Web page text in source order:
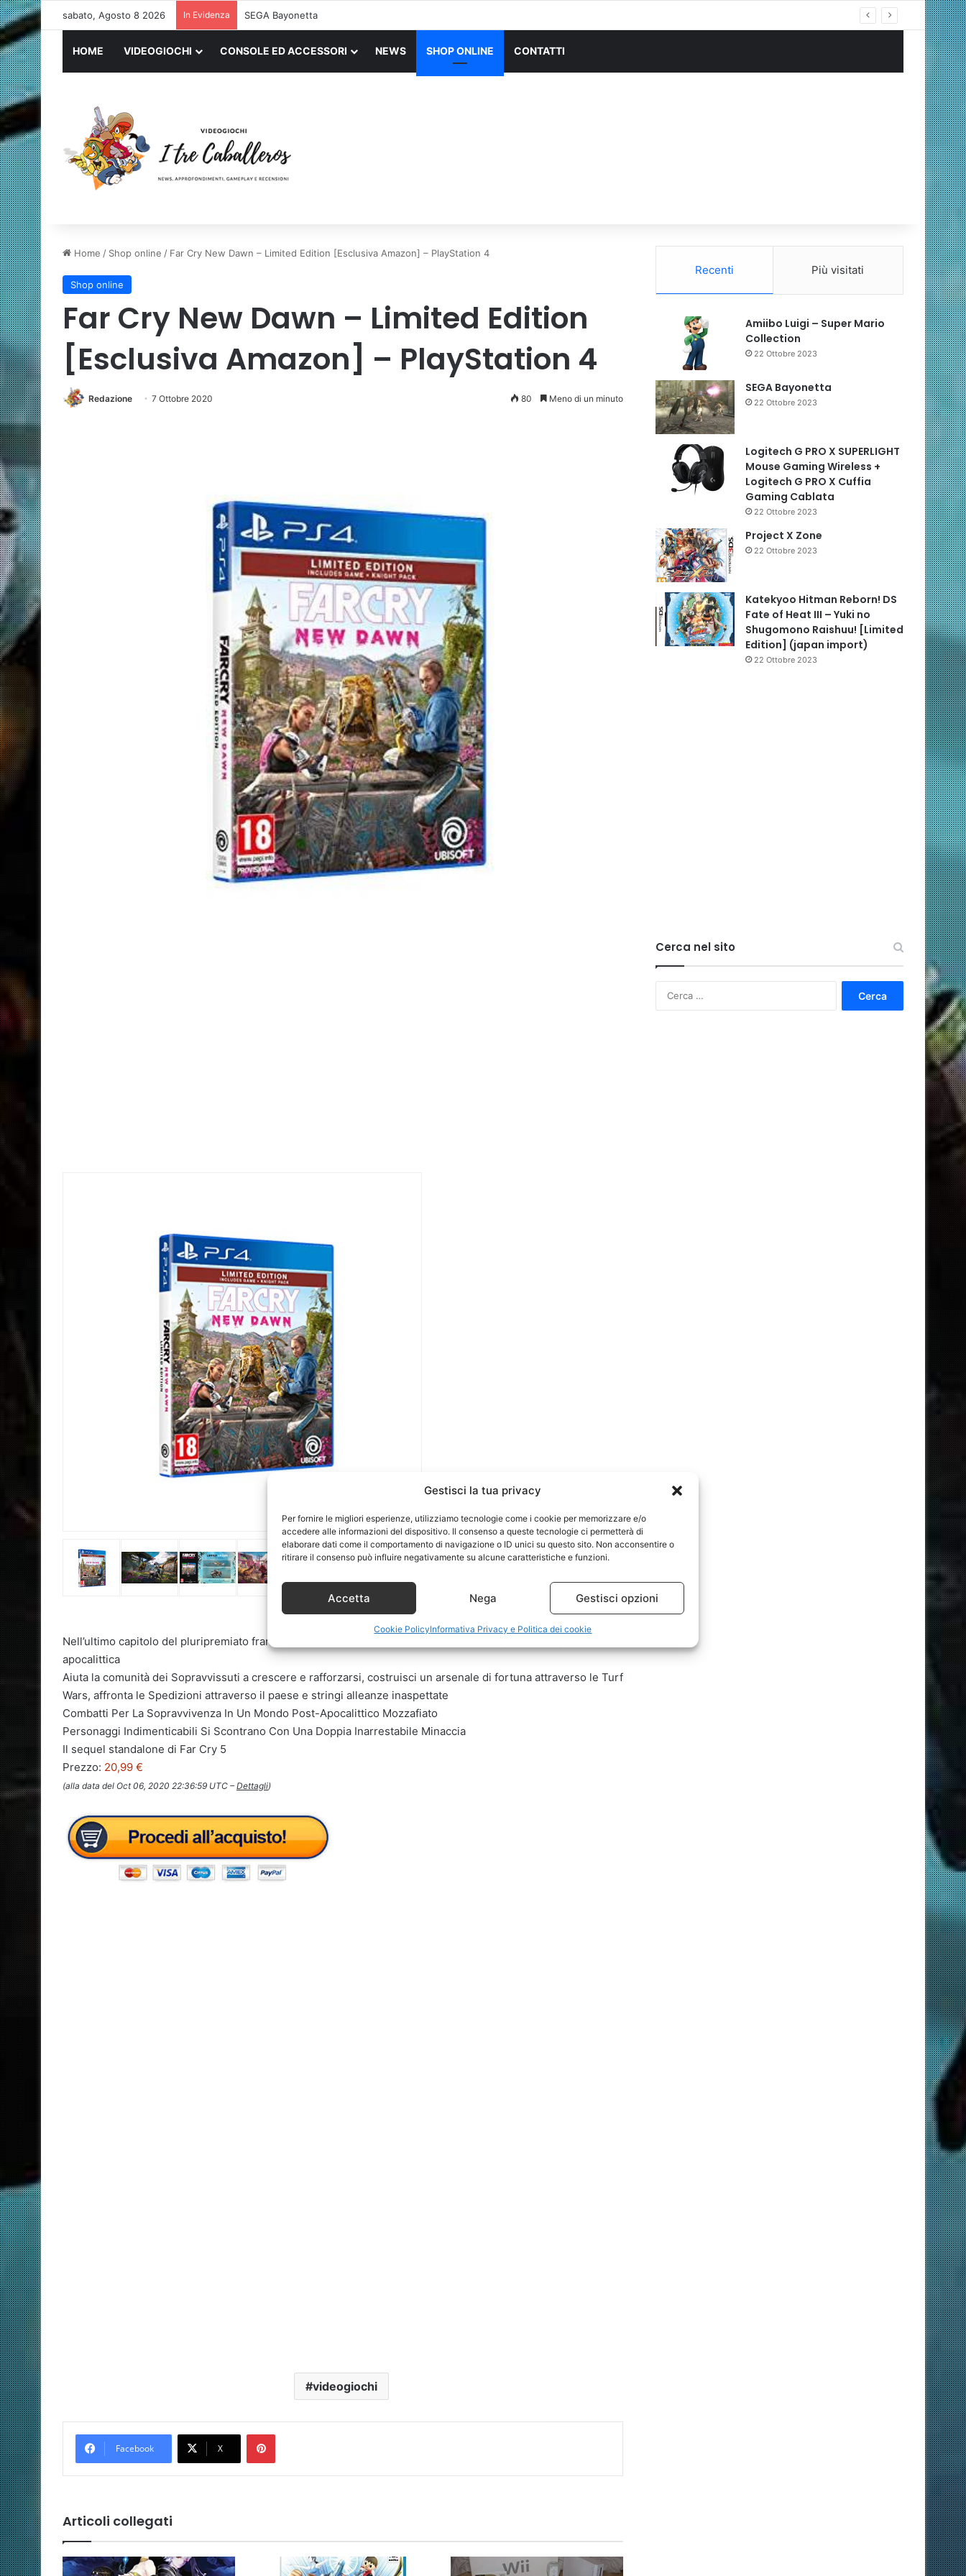
Gestisci la tua privacy
Per fornire le migliori esperienze, utilizziamo tecnologie come i cookie per memorizzare e/o
accedere alle informazioni del dispositivo. Il consenso a queste tecnologie ci permetterà di
elaborare dati come il comportamento di navigazione o ID unici su questo sito. Non acconsentire o
ritirare il consenso può influire negativamente su alcune caratteristiche e funzioni.
Accetta Nega Gestisci opzioni
Cookie PolicyInformativa Privacy e Politica dei cookie
sabato, Agosto 8 2026 In Evidenza SEGA Bayonetta
HOME VIDEOGIOCHI CONSOLE ED ACCESSORI NEWS SHOP ONLINE CONTATTI
Home / Shop online / Far Cry New Dawn – Limited Edition [Esclusiva Amazon] – PlayStation 4
Shop online
Far Cry New Dawn – Limited Edition
[Esclusiva Amazon] – PlayStation 4
Redazione 7 Ottobre 2020 80 Meno di un minuto
Nell’ultimo capitolo del pluripremiato franchise di Far Cry, sarai l’ultima difesa di una Hope County post
apocalittica
Aiuta la comunità dei Sopravvissuti a crescere e rafforzarsi, costruisci un arsenale di fortuna attraverso le Turf
Wars, affronta le Spedizioni attraverso il paese e stringi alleanze inaspettate
Combatti Per La Sopravvivenza In Un Mondo Post-Apocalittico Mozzafiato
Personaggi Indimenticabili Si Scontrano Con Una Doppia Inarrestabile Minaccia
Il sequel standalone di Far Cry 5
Prezzo: 20,99 €
(alla data del Oct 06, 2020 22:36:59 UTC –Dettagli)
videogiochi
Facebook X
Pinterest
Articoli collegati
Recenti Più visitati
Amiibo Luigi – Super Mario
Collection
22 Ottobre 2023
SEGA Bayonetta
22 Ottobre 2023
Logitech G PRO X SUPERLIGHT
Mouse Gaming Wireless +
Logitech G PRO X Cuffia
Gaming Cablata
22 Ottobre 2023
Project X Zone
22 Ottobre 2023
Katekyoo Hitman Reborn! DS
Fate of Heat III – Yuki no
Shugomono Raishuu! [Limited
Edition] (japan import)
22 Ottobre 2023
Cerca nel sito